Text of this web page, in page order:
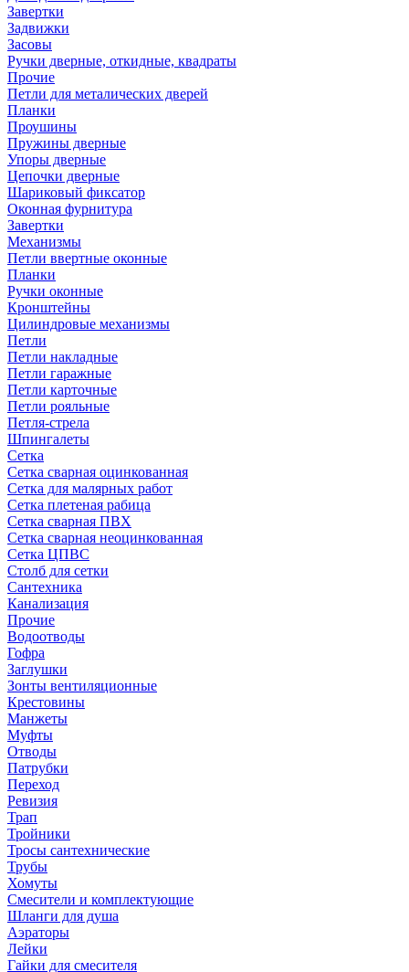
Завертки
Задвижки
Засовы
Ручки дверные, откидные, квадраты
Прочие
Петли для металических дверей
Планки
Проушины
Пружины дверные
Упоры дверные
Цепочки дверные
Шариковый фиксатор
Оконная фурнитура
Завертки
Механизмы
Петли ввертные оконные
Планки
Ручки оконные
Кронштейны
Цилиндровые механизмы
Петли
Петли накладные
Петли гаражные
Петли карточные
Петли рояльные
Петля-стрела
Шпингалеты
Сетка
Сетка сварная оцинкованная
Сетка для малярных работ
Сетка плетеная рабица
Сетка сварная ПВХ
Сетка сварная неоцинкованная
Сетка ЦПВС
Столб для сетки
Сантехника
Канализация
Прочие
Водоотводы
Гофра
Заглушки
Зонты вентиляционные
Крестовины
Манжеты
Муфты
Отводы
Патрубки
Переход
Ревизия
Трап
Тройники
Тросы сантехнические
Трубы
Хомуты
Смесители и комплектующие
Шланги для душа
Аэраторы
Лейки
Гайки для смесителя